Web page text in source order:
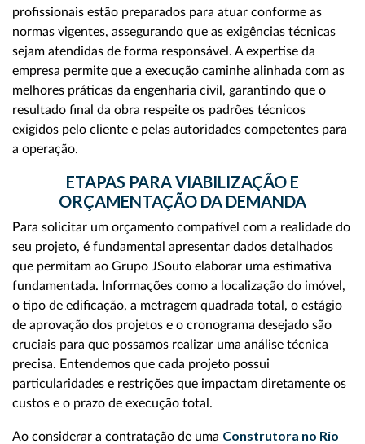
profissionais estão preparados para atuar conforme as
normas vigentes, assegurando que as exigências técnicas
sejam atendidas de forma responsável. A expertise da
empresa permite que a execução caminhe alinhada com as
melhores práticas da engenharia civil, garantindo que o
resultado final da obra respeite os padrões técnicos
exigidos pelo cliente e pelas autoridades competentes para
a operação.
ETAPAS PARA VIABILIZAÇÃO E
ORÇAMENTAÇÃO DA DEMANDA
Para solicitar um orçamento compatível com a realidade do
seu projeto, é fundamental apresentar dados detalhados
que permitam ao Grupo JSouto elaborar uma estimativa
fundamentada. Informações como a localização do imóvel,
o tipo de edificação, a metragem quadrada total, o estágio
de aprovação dos projetos e o cronograma desejado são
cruciais para que possamos realizar uma análise técnica
precisa. Entendemos que cada projeto possui
particularidades e restrições que impactam diretamente os
custos e o prazo de execução total.
Ao considerar a contratação de uma Construtora no Rio